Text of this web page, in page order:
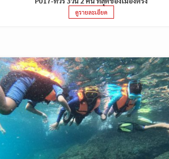
ดูรายละเอียด